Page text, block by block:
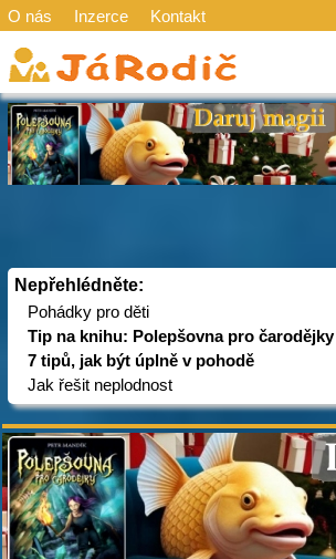
O nás Inzerce Kontakt
Nepřehlédněte:
Pohádky pro děti
Tip na knihu: Polepšovna pro čarodějky
7 tipů, jak být úplně v pohodě
Jak řešit neplodnost